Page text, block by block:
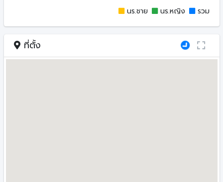
นร.ชาย นร.หญิง รวม
ที่ตั้ง